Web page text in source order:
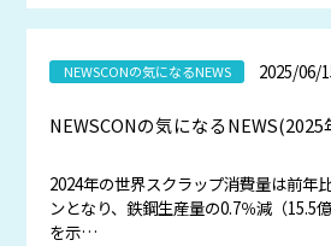
NEWSCONの気になるNEWS 2025/06/
NEWSCONの気になるNEWS(2025
2024年の世界スクラップ消費量は前年
ンとなり、鉄鋼生産量の0.7％減（15.5
を示…